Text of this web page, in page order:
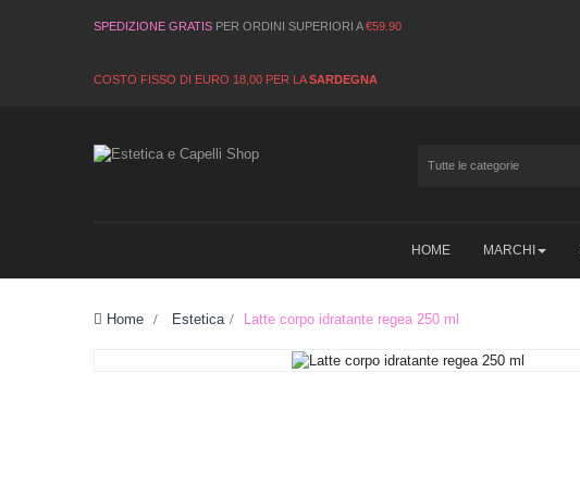
SPEDIZIONE GRATIS PER ORDINI SUPERIORI A€59.90
COSTO FISSO DI EURO 18,00 PER LASARDEGNA
HOME MARCHI
Home > Estetica > Latte corpo idratante regea 250 ml